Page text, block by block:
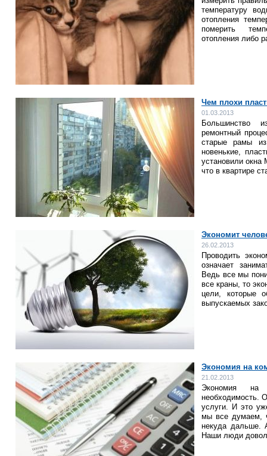
температуру
отопления
померить
отопления либо
Чем плохи
01.03.2013
Большинство
ремонтный
старые рамы
новенькие,
установили
что в квартире
Экономит
26.02.2013
Проводить
означает
Ведь все мы
все краны, то
цели, которые
выпускаемых
Экономия на
21.02.2013
Экономия на
необходимость.
услуги. И это
мы все думаем,
некуда дальше.
Наши люди